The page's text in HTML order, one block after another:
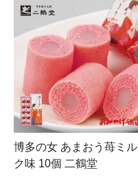
博多の女 あまおう苺ミル
ク味 10個 二鶴堂